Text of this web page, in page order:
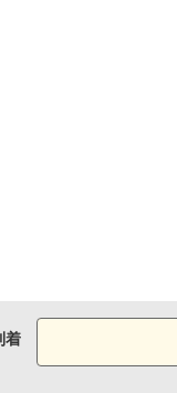
着